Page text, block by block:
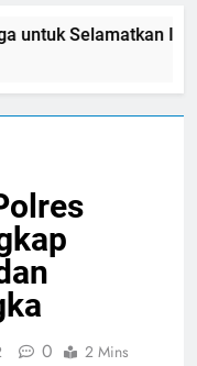
untuk Selamatkan Ibu
0 2 Mins